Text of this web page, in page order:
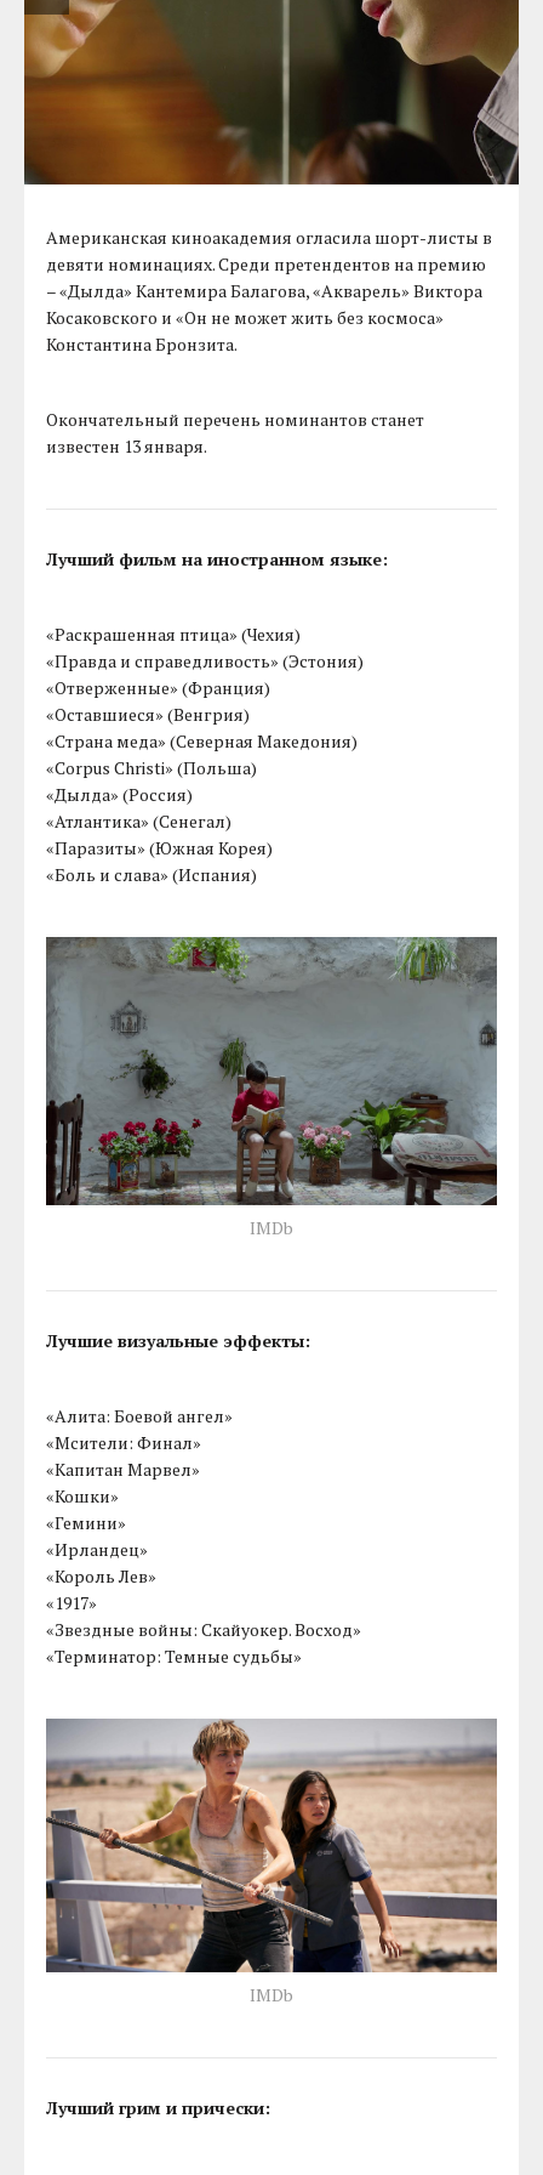
Американская киноакадемия огласила шорт-листы в
девяти номинациях. Среди претендентов на премию
– «Дылда» Кантемира Балагова, «Акварель» Виктора
Косаковского и «Он не может жить без космоса»
Константина Бронзита.
Окончательный перечень номинантов станет
известен 13 января.
Лучший фильм на иностранном языке:
«Раскрашенная птица» (Чехия)
«Правда и справедливость» (Эстония)
«Отверженные» (Франция)
«Оставшиеся» (Венгрия)
«Страна меда» (Северная Македония)
«Corpus Christi» (Польша)
«Дылда» (Россия)
«Атлантика» (Сенегал)
«Паразиты» (Южная Корея)
«Боль и слава» (Испания)
IMDb
Лучшие визуальные эффекты:
«Алита: Боевой ангел»
«Мсители: Финал»
«Капитан Марвел»
«Кошки»
«Гемини»
«Ирландец»
«Король Лев»
«1917»
«Звездные войны: Скайуокер. Восход»
«Терминатор: Темные судьбы»
IMDb
Лучший грим и прически: